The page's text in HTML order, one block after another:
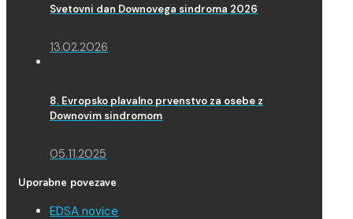
Svetovni dan Downovega sindroma 2026
13.02.2026
8. Evropsko plavalno prvenstvo za osebe z
Downovim sindromom
05.11.2025
Uporabne povezave
EDSA novice